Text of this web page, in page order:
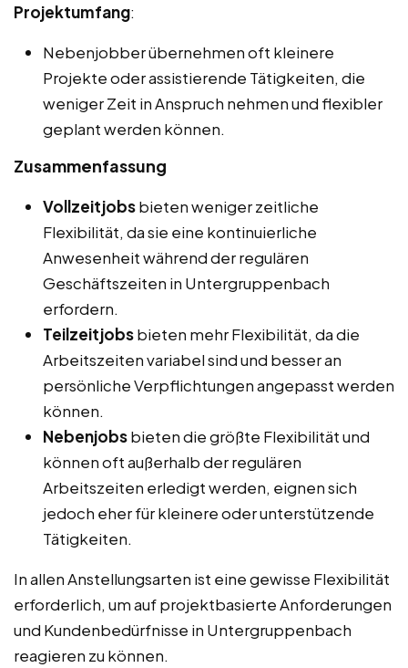
Projektumfang:
Nebenjobber übernehmen oft kleinere
Projekte oder assistierende Tätigkeiten, die
weniger Zeit in Anspruch nehmen und flexibler
geplant werden können.
Zusammenfassung
Vollzeitjobsbieten weniger zeitliche
Flexibilität, da sie eine kontinuierliche
Anwesenheit während der regulären
Geschäftszeiten in Untergruppenbach
erfordern.
Teilzeitjobsbieten mehr Flexibilität, da die
Arbeitszeiten variabel sind und besser an
persönliche Verpflichtungen angepasst werden
können.
Nebenjobsbieten die größte Flexibilität und
können oft außerhalb der regulären
Arbeitszeiten erledigt werden, eignen sich
jedoch eher für kleinere oder unterstützende
Tätigkeiten.
In allen Anstellungsarten ist eine gewisse Flexibilität
erforderlich, um auf projektbasierte Anforderungen
und Kundenbedürfnisse in Untergruppenbach
reagieren zu können.